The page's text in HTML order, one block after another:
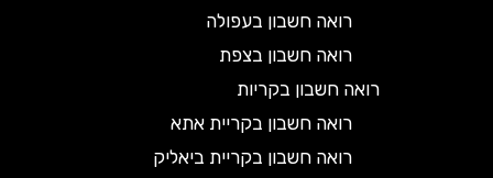
רואה חשבון בעפולה
רואה חשבון בצפת
רואה חשבון בקריות
רואה חשבון בקריית אתא
רואה חשבון בקריית ביאליק